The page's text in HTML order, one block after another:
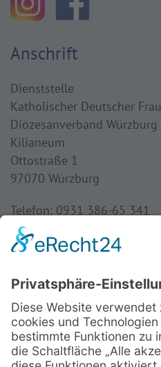
Anschrift
Dienststelle
Katholischer Deutscher
Diözesanverband Würzburg
Kilianeum
Ottostraße 1
97070 Würzburg
Telefon: 0931 386-65 341
Fax: 0931 386-65 349
Mail:frauenbund@bistum-
Öffnungszeiten
Dienstag bis Donnerstag:
8:30 - 16:00 Uhr